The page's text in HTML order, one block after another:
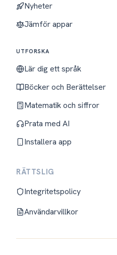
Nyheter
Jämför appar
UTFORSKA
Lär dig ett språk
Böcker och Berättelser
Matematik och siffror
Prata med AI
Installera app
RÄTTSLIG
Integritetspolicy
Användarvillkor